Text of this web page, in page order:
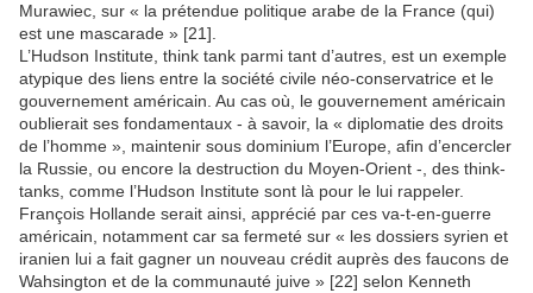
Murawiec, sur « la prétendue politique arabe de la France (qui)
est une mascarade » [21].
L’Hudson Institute, think tank parmi tant d’autres, est un exemple
atypique des liens entre la société civile néo-conservatrice et le
gouvernement américain. Au cas où, le gouvernement américain
oublierait ses fondamentaux - à savoir, la « diplomatie des droits
de l’homme », maintenir sous dominium l’Europe, afin d’encercler
la Russie, ou encore la destruction du Moyen-Orient -, des think-
tanks, comme l’Hudson Institute sont là pour le lui rappeler.
François Hollande serait ainsi, apprécié par ces va-t-en-guerre
américain, notamment car sa fermeté sur « les dossiers syrien et
iranien lui a fait gagner un nouveau crédit auprès des faucons de
Wahsington et de la communauté juive » [22] selon Kenneth